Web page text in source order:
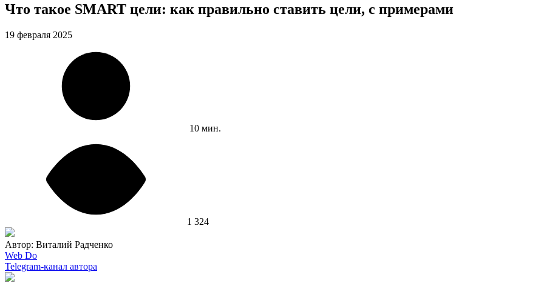
Что такое SMART цели: как правильно ставить цели, с примерами
19 февраля 2025
10 мин.
1 324
Автор: Виталий Радченко
Web Do
Telegram-канал автора